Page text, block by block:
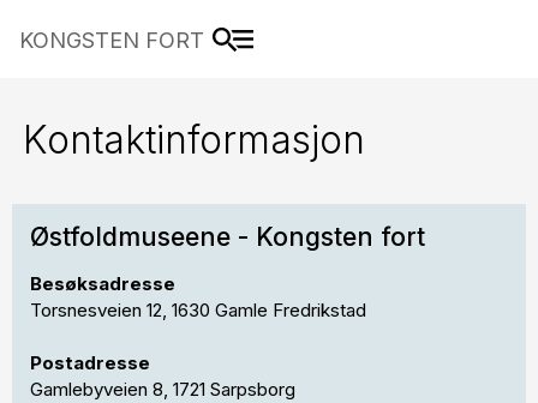
KONGSTEN FORT
Kontaktinformasjon
Østfoldmuseene - Kongsten fort
Besøksadresse
Torsnesveien 12, 1630 Gamle Fredrikstad
Postadresse
Gamlebyveien 8, 1721 Sarpsborg